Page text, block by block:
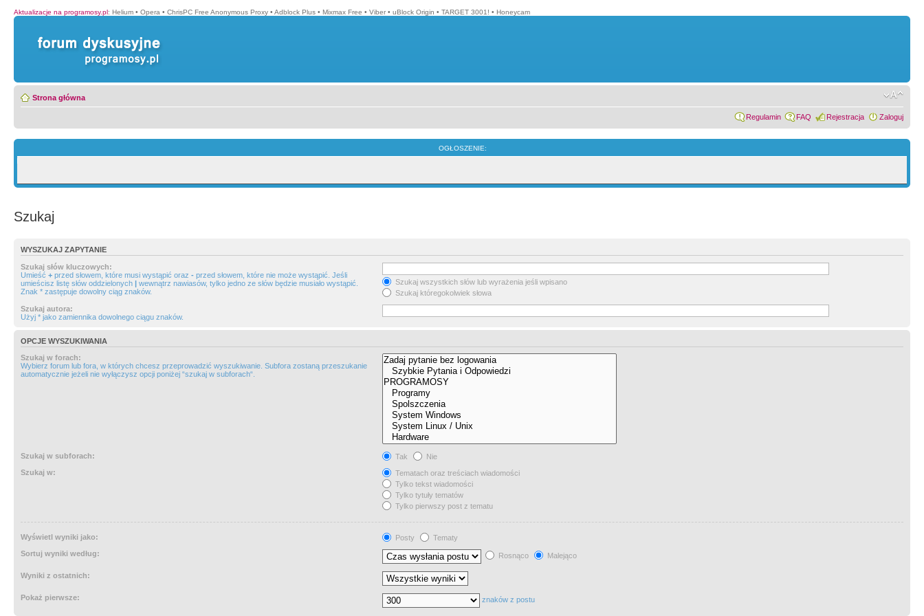
Aktualizacje na programosy.pl: Helium • Opera • ChrisPC Free Anonymous Proxy • Adblock Plus • Mixmax Free • Viber • uBlock Origin • TARGET 3001! • Honeycam
Strona główna
Regulamin FAQ Rejestracja Zaloguj
OGŁOSZENIE:
Szukaj
WYSZUKAJ ZAPYTANIE
Szukaj słów kluczowych:
Umieść + przed słowem, które musi wystąpić oraz - przed słowem, które nie może wystąpić. Jeśli
umieścisz listę słów oddzielonych | wewnątrz nawiasów, tylko jedno ze słów będzie musiało wystąpić.
Znak * zastępuje dowolny ciąg znaków.
Szukaj wszystkich słów lub wyrażenia jeśli wpisano
Szukaj któregokolwiek słowa
Szukaj autora:
Użyj * jako zamiennika dowolnego ciągu znaków.
OPCJE WYSZUKIWANIA
Szukaj w forach:
Wybierz forum lub fora, w których chcesz przeprowadzić wyszukiwanie. Subfora zostaną przeszukanie
automatycznie jeżeli nie wyłączysz opcji poniżej “szukaj w subforach“.
Szukaj w subforach: Tak
Nie
Szukaj w:
Tematach oraz treściach wiadomości
Tylko tekst wiadomości
Tylko tytuły tematów
Tylko pierwszy post z tematu
Wyświetl wyniki jako: Posty
Tematy
Sortuj wyniki według:
Rosnąco Malejąco
Wyniki z ostatnich:
Pokaż pierwsze: znaków z postu